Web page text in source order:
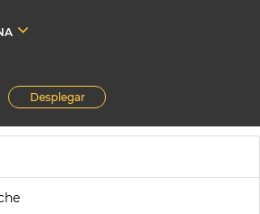
Desplegar